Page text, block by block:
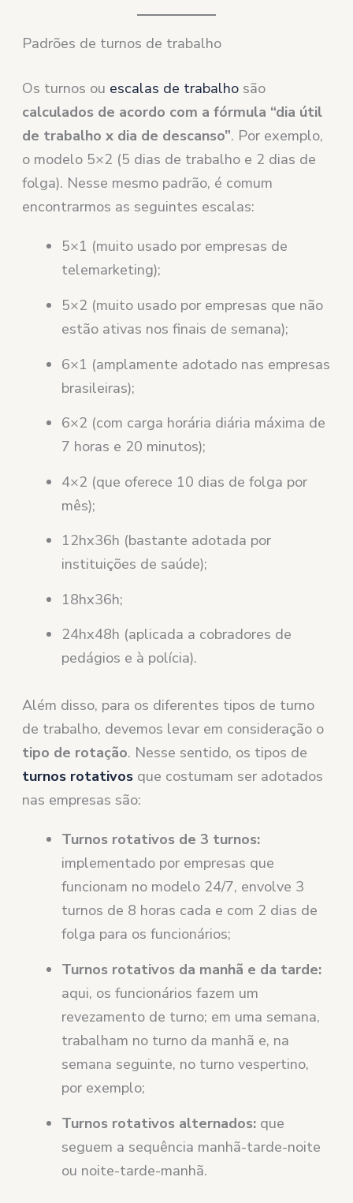
Padrões de turnos de trabalho
Os turnos ou escalas de trabalho são
calculados de acordo com a fórmula “dia útil
de trabalho x dia de descanso”. Por exemplo,
o modelo 5×2 (5 dias de trabalho e 2 dias de
folga). Nesse mesmo padrão, é comum
encontrarmos as seguintes escalas:
5×1 (muito usado por empresas de
telemarketing);
5×2 (muito usado por empresas que não
estão ativas nos finais de semana);
6×1 (amplamente adotado nas empresas
brasileiras);
6×2 (com carga horária diária máxima de
7 horas e 20 minutos);
4×2 (que oferece 10 dias de folga por
mês);
12hx36h (bastante adotada por
instituições de saúde);
18hx36h;
24hx48h (aplicada a cobradores de
pedágios e à polícia).
Além disso, para os diferentes tipos de turno
de trabalho, devemos levar em consideração o
tipo de rotação. Nesse sentido, os tipos de
turnos rotativos que costumam ser adotados
nas empresas são:
Turnos rotativos de 3 turnos:
implementado por empresas que
funcionam no modelo 24/7, envolve 3
turnos de 8 horas cada e com 2 dias de
folga para os funcionários;
Turnos rotativos da manhã e da tarde:
aqui, os funcionários fazem um
revezamento de turno; em uma semana,
trabalham no turno da manhã e, na
semana seguinte, no turno vespertino,
por exemplo;
Turnos rotativos alternados: que
seguem a sequência manhã-tarde-noite
ou noite-tarde-manhã.